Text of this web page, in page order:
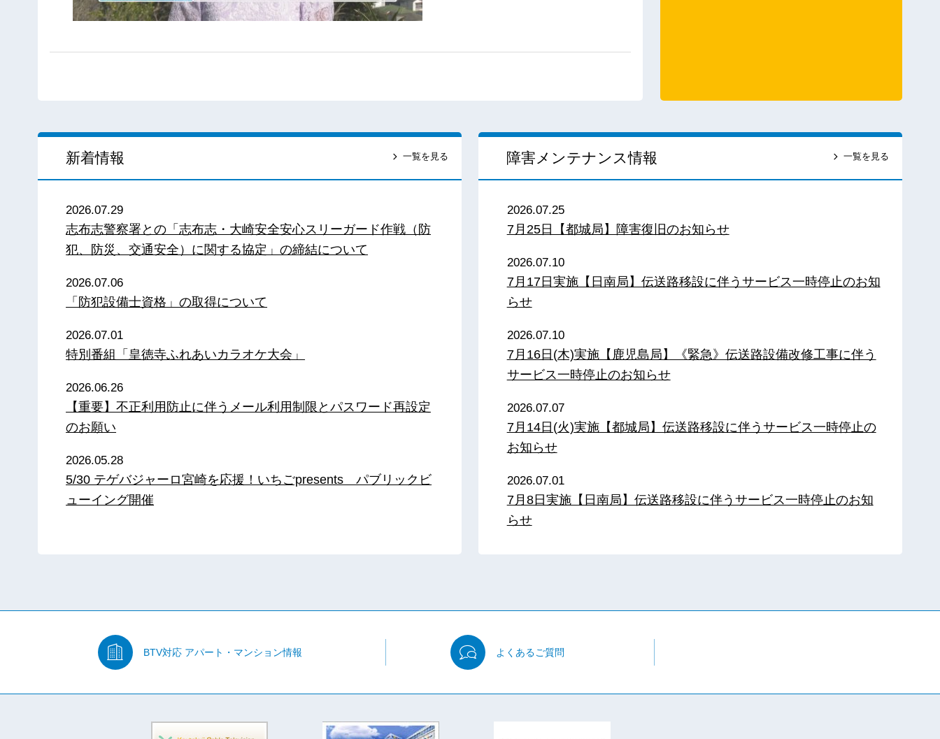
新着情報 一覧を見る
2026.07.29
志布志警察署との「志布志・大崎安全安心スリーガード作戦（防
犯、防災、交通安全）に関する協定」の締結について
2026.07.06
「防犯設備士資格」の取得について
2026.07.01
特別番組「皇徳寺ふれあいカラオケ大会」
2026.06.26
【重要】不正利用防止に伴うメール利用制限とパスワード再設定
のお願い
2026.05.28
5/30 テゲバジャーロ宮崎を応援！いちごpresents パブリックビ
ューイング開催
障害メンテナンス情報 一覧を見る
2026.07.25
7月25日【都城局】障害復旧のお知らせ
2026.07.10
7月17日実施【日南局】伝送路移設に伴うサービス一時停止のお知
らせ
2026.07.10
7月16日(木)実施【鹿児島局】《緊急》伝送路設備改修工事に伴う
サービス一時停止のお知らせ
2026.07.07
7月14日(火)実施【都城局】伝送路移設に伴うサービス一時停止の
お知らせ
2026.07.01
7月8日実施【日南局】伝送路移設に伴うサービス一時停止のお知
らせ
BTV対応 アパート・マンション情報 よくあるご質問